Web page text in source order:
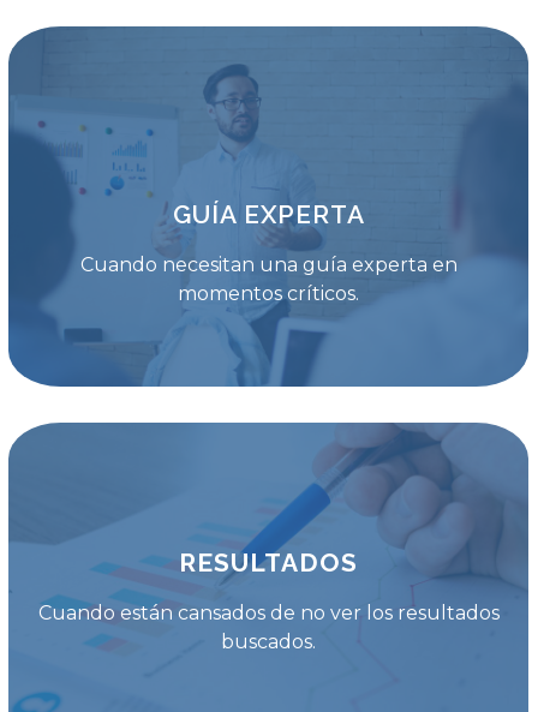
GUÍA EXPERTA
Cuando necesitan una guía experta en
momentos críticos.
RESULTADOS
Cuando están cansados de no ver los resultados
buscados.